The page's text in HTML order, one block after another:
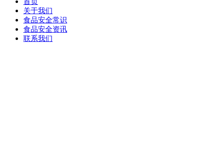
关于我们
食品安全常识
食品安全资讯
联系我们